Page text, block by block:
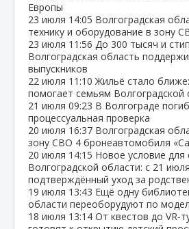
Европы
23 июля 14:05 Волгоградская
технику и оборудование в зону
23 июля 11:56 До 300 тысяч и
Волгоградская область
выпускников
22 июля 11:10 Жильё стало
помогает семьям Волгоградской
21 июля 09:23 В Волгограде
процессуальная проверка
20 июля 16:37 Волгоградская
зону СВО 4 бронеавтомобиля
20 июля 14:15 Новое условие для
Волгоградской области: с 21
подтверждённый уход за
19 июля 13:43 Ещё одну
области переоборудуют по
18 июля 13:14 От квестов до